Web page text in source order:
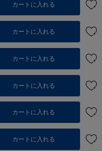
カートに入れる
カートに入れる
カートに入れる
カートに入れる
カートに入れる
カートに入れる